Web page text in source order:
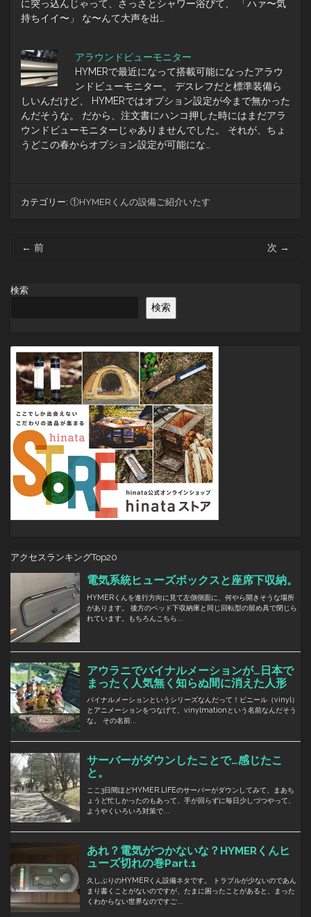
に突っ込んじゃって、さっさとシャワー浴びて、 「ハァ〜気
持ちイイ〜」 な〜んて大声を出…
アラウンドビューモニター
HYMERで最近になって搭載可能になったアラウ
ンドビューモニター。 デスレフだと標準装備ら
しいんだけど、 HYMERではオプション設定が今まで無かった
んだそうな。 だから、注文書にハンコ押した時にはまだアラ
ウンドビューモニターじゃありませんでした。 それが、ちょ
うどこの春からオプション設定が可能にな…
カテゴリー: ①HYMERくんの設備ご紹介いたす
ビ
ゲ
← 前 次 →
検索
検索
アクセスランキングTop20